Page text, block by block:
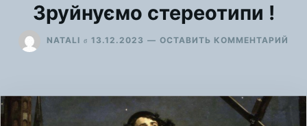
Зруйнуємо стереотипи !
NATALI в 13.12.2023 ОСТАВИТЬ КОММЕНТАРИЙ